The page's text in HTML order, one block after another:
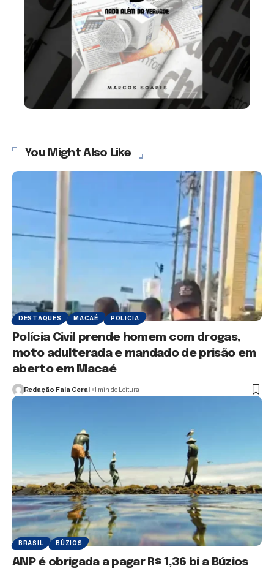
You Might Also Like
DESTAQUES MACAÉ POLICIA
Polícia Civil prende homem com drogas,
moto adulterada e mandado de prisão em
aberto em Macaé
Redação Fala Geral 1 min de Leitura
BRASIL BÚZIOS
ANP é obrigada a pagar R$ 1,36 bi a Búzios